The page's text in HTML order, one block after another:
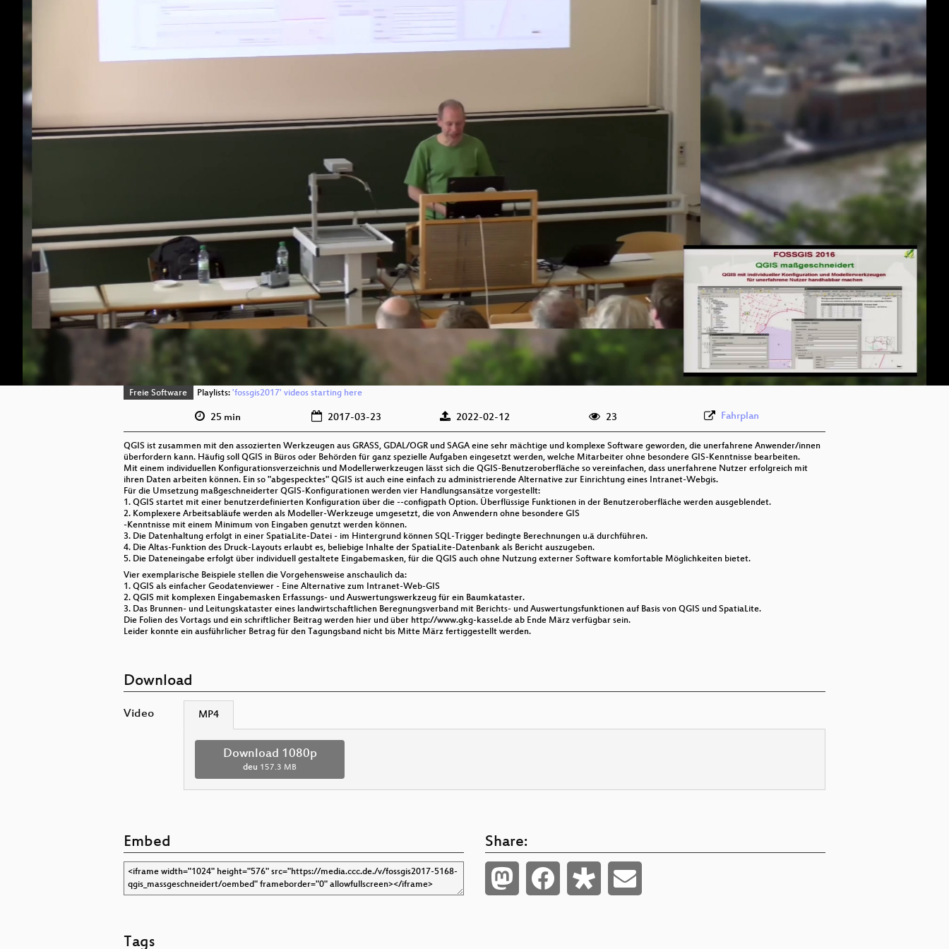
Freie Software Playlists: 'fossgis2017' videos starting here
25 min 2017-03-23 2022-02-12 23 Fahrplan
QGIS ist zusammen mit den assozierten Werkzeugen aus GRASS, GDAL/OGR und SAGA eine sehr mächtige und komplexe Software geworden, die unerfahrene Anwender/innen
überfordern kann. Häufig soll QGIS in Büros oder Behörden für ganz spezielle Aufgaben eingesetzt werden, welche Mitarbeiter ohne besondere GIS-Kenntnisse bearbeiten.
Mit einem individuellen Konfigurationsverzeichnis und Modellerwerkzeugen lässt sich die QGIS-Benutzeroberfläche so vereinfachen, dass unerfahrene Nutzer erfolgreich mit
ihren Daten arbeiten können. Ein so "abgespecktes" QGIS ist auch eine einfach zu administrierende Alternative zur Einrichtung eines Intranet-Webgis.
Für die Umsetzung maßgeschneiderter QGIS-Konfigurationen werden vier Handlungsansätze vorgestellt:
1. QGIS startet mit einer benutzerdefinierten Konfiguration über die --configpath Option. Überflüssige Funktionen in der Benutzeroberfläche werden ausgeblendet.
2. Komplexere Arbeitsabläufe werden als Modeller-Werkzeuge umgesetzt, die von Anwendern ohne besondere GIS
-Kenntnisse mit einem Minimum von Eingaben genutzt werden können.
3. Die Datenhaltung erfolgt in einer SpatiaLite-Datei - im Hintergrund können SQL-Trigger bedingte Berechnungen u.ä durchführen.
4. Die Altas-Funktion des Druck-Layouts erlaubt es, beliebige Inhalte der SpatiaLite-Datenbank als Bericht auszugeben.
5. Die Dateneingabe erfolgt über individuell gestaltete Eingabemasken, für die QGIS auch ohne Nutzung externer Software komfortable Möglichkeiten bietet.
Vier exemplarische Beispiele stellen die Vorgehensweise anschaulich da:
1. QGIS als einfacher Geodatenviewer - Eine Alternative zum Intranet-Web-GIS
2. QGIS mit komplexen Eingabemasken Erfassungs- und Auswertungswerkzeug für ein Baumkataster.
3. Das Brunnen- und Leitungskataster eines landwirtschaftlichen Beregnungsverband mit Berichts- und Auswertungsfunktionen auf Basis von QGIS und SpatiaLite.
Die Folien des Vortags und ein schriftlicher Beitrag werden hier und über http://www.gkg-kassel.de ab Ende März verfügbar sein.
Leider konnte ein ausführlicher Betrag für den Tagungsband nicht bis Mitte März fertiggestellt werden.
Download
Video MP4
Download 1080p
deu 157.3 MB
Embed Share:
Tags